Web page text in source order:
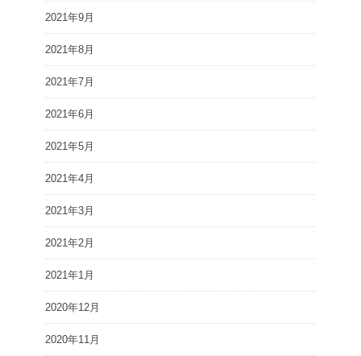
2021年9月
2021年8月
2021年7月
2021年6月
2021年5月
2021年4月
2021年3月
2021年2月
2021年1月
2020年12月
2020年11月